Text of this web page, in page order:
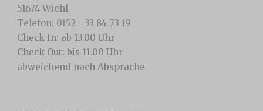
51674 Wiehl
Telefon: 0152 - 33 84 73 19
Check In: ab 13.00 Uhr
Check Out: bis 11.00 Uhr
abweichend nach Absprache